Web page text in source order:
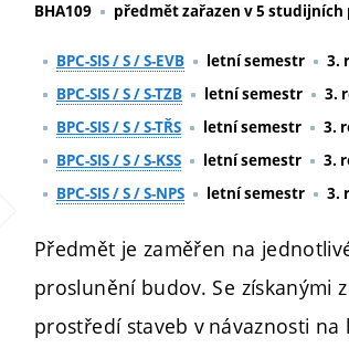
BHA109 předmět zařazen v 5 studijních
BPC-SIS / S / S-EVB letní semestr
3.
BPC-SIS / S / S-TZB
letní semestr
3.
BPC-SIS / S / S-TŘS
letní semestr
3.
BPC-SIS / S / S-KSS
letní semestr
3.
BPC-SIS / S / S-NPS
letní semestr 3.
Předmět je zaměřen na
proslunění budov. Se
prostředí staveb v návaznosti